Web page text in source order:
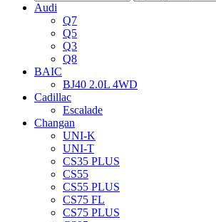
Audi
Q7
Q5
Q3
Q8
BAIC
BJ40 2.0L 4WD
Cadillac
Escalade
Changan
UNI-K
UNI-T
CS35 PLUS
CS55
CS55 PLUS
CS75 FL
CS75 PLUS